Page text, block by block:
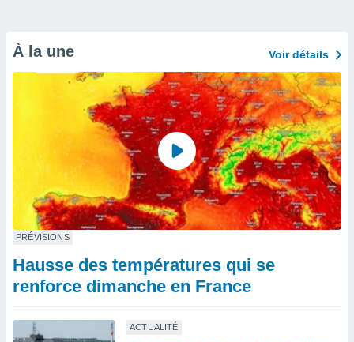
À la une Voir détails
PRÉVISIONS
Hausse des températures qui se
renforce dimanche en France
ACTUALITÉ